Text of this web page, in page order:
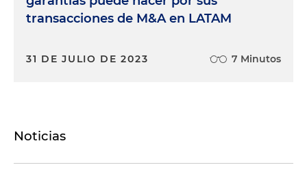
transacciones de M&A en LATAM
31 DE JULIO DE 2023 7 Minutos
Noticias